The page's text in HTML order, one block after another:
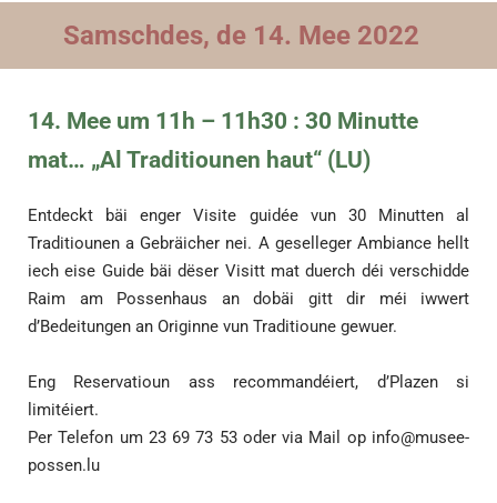
Samschdes, de 14. Mee 2022
14. Mee um 11h – 11h30 : 30 Minutte
mat… „Al Traditiounen haut“ (LU)
Entdeckt bäi enger Visite guidée vun 30 Minutten al
Traditiounen a Gebräicher nei. A geselleger Ambiance hellt
iech eise Guide bäi dëser Visitt mat duerch déi verschidde
Raim am Possenhaus an dobäi gitt dir méi iwwert
d’Bedeitungen an Originne vun Traditioune gewuer.
Eng Reservatioun ass recommandéiert, d’Plazen si
limitéiert.
Per Telefon um 23 69 73 53 oder via Mail op info@musee-
possen.lu